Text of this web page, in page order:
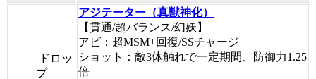
ドロッ
プ
アジテーター（真獣神化）
【貫通/超バランス/幻妖】
アビ：超MSM+回復/SSチャージ
ショット：敵3体触れで一定期間、防御力1.25
倍